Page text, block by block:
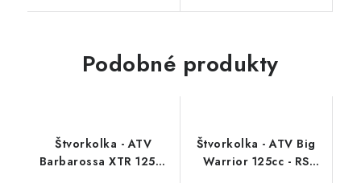
Podobné produkty
Štvorkolka - ATV
Barbarossa XTR 125cc
Štvorkolka - ATV Big
Warrior 125cc - RS